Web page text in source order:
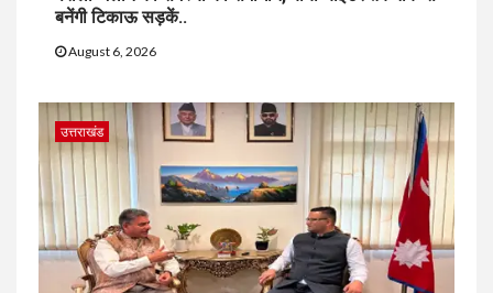
बनेंगी टिकाऊ सड़कें..
August 6, 2026
उत्तराखंड